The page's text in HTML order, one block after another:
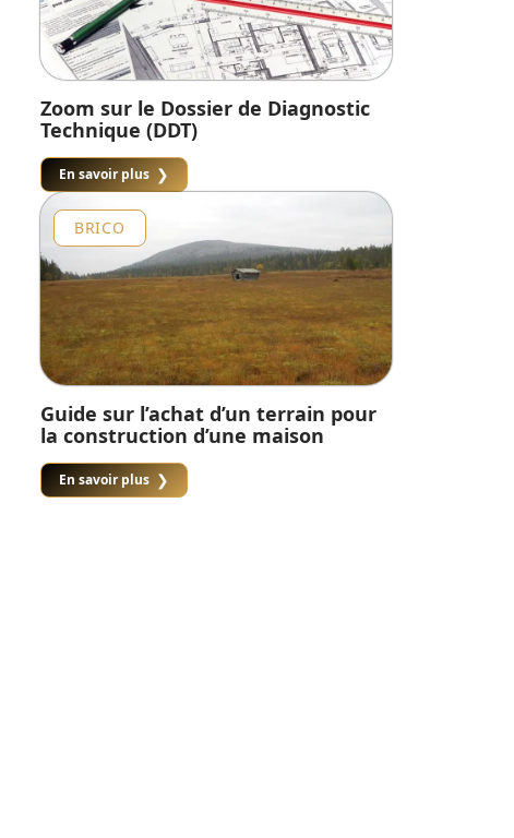
Zoom sur le Dossier de Diagnostic
Technique (DDT)
En savoir plus
BRICO
Guide sur l’achat d’un terrain pour
la construction d’une maison
En savoir plus